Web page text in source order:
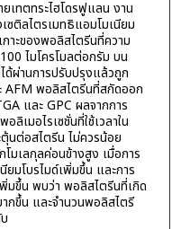
เทตทระไฮโดรฟูแลน งาน
ซติลไตรเมทธิแอมโมเนียม
กาะของพอลิสไตรีนที่ความ
ไมโครโมลต่อกรัม บน
ด้ผ่านการปรับปรุงแล้วถูก
พอลิสไตรีนที่สกัดออก
และ GPC ผลจากการ
ลิเมอไรเซชั่นที่ใช้เวลาใน
นต่อสไตรีน ไม่ควรน้อย
มเลกุลค่อนข้างสูง เมื่อการ
ยมโบรไมด์เพิ่มขึ้น และการ
พิ่มขึ้น พบว่า พอลิสไตรีนที่เกิด
ขึ้น และจำนวนพอลิสไตรี